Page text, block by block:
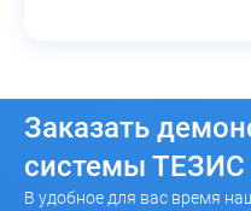
Заказать
системы ТЕЗИС
В удобное для вас время